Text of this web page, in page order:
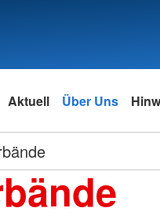
Aktuell Über Uns